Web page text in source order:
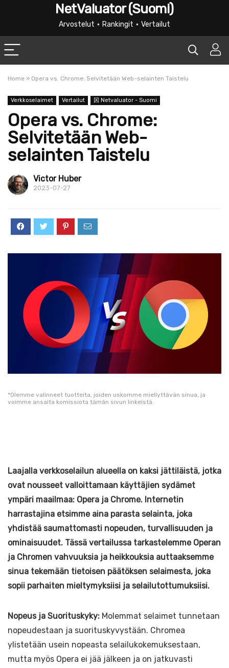
NetValuator (Suomi)
Arvostelut ⋆ Rankingit ⋆ Vertailut
Home » Opera vs. Chrome: Selvitetään Web-selainten Taistelu
Verkkoselaimet Vertailut 龱 Netvaluator - Suomi
Opera vs. Chrome:
Selvitetään Web-
selainten Taistelu
Victor Huber
2023-07-27
*Olemme valinneet tuotteita, joiden uskomme miellyttävän sinua, ja
voimme ansaita komissiota tämän sivun linkeistä.
Laajalla verkkoselailun alueella on kaksi jättiläistä, jotka
ovat nousseet valloittamaan käyttäjien sydämet
ympäri maailmaa: Opera ja Chrome. Internetin
harrastajina etsimme aina parasta selainta, joka
yhdistää saumattomasti nopeuden, turvallisuuden ja
ominaisuudet. Tässä vertailussa tarkastelemme Operan
ja Chromen vahvuuksia ja heikkouksia auttaaksemme
sinua tekemään tietoisen päätöksen selaimesta, joka
sopii parhaiten mieltymyksiisi ja selailutottumuksiisi.
Nopeus ja Suorituskyky: Molemmat selaimet tunnetaan
nopeudestaan ja suorituskyvystään. Chromea
ylistetään usein nopeasta selailukokemuksestaan,
mutta myös Opera ei jää jälkeen ja on jatkuvasti